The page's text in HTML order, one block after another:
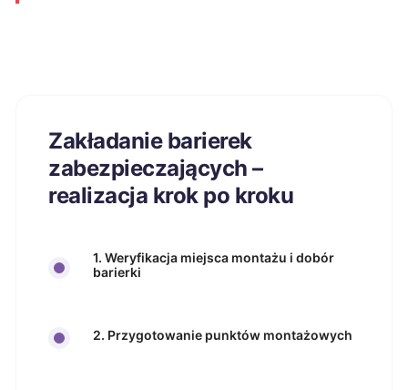
Zakładanie barierek
zabezpieczających –
realizacja krok po kroku
1. Weryfikacja miejsca montażu i dobór
barierki
2. Przygotowanie punktów montażowych